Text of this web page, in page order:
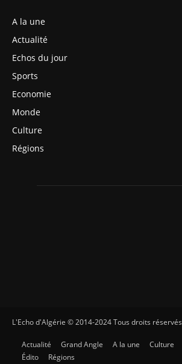
A la une
Actualité
Echos du jour
Sports
Economie
Monde
Culture
Régions
L'Echo d'Algérie © 2014-2024 Tous droits réservés
Actualité Grand Angle A la une Culture
Édito
Régions